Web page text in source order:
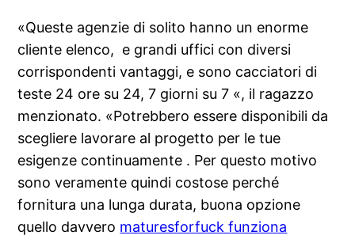
«Queste agenzie di solito hanno un enorme
cliente elenco, ​​ e grandi uffici con diversi
corrispondenti vantaggi, e sono cacciatori di
teste 24 ore su 24, 7 giorni su 7 «, il ragazzo
menzionato. «Potrebbero essere disponibili da
scegliere lavorare al progetto per le tue
esigenze continuamente . Per questo motivo
sono veramente quindi costose perché
fornitura una lunga durata, buona opzione
quello davvero maturesforfuck funziona